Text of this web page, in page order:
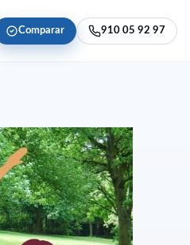
Comparar 910 05 92 97